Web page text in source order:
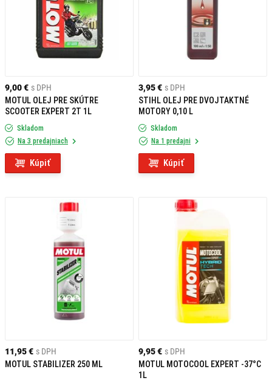
9,00 € s DPH
MOTUL OLEJ PRE SKÚTRE
SCOOTER EXPERT 2T 1L
Skladom
Na 3 predajniach
Kúpiť
3,95 € s DPH
STIHL OLEJ PRE DVOJTAKTNÉ
MOTORY 0,10 L
Skladom
Na 1 predajni
Kúpiť
11,95 € s DPH
MOTUL STABILIZER 250 ML
9,95 € s DPH
MOTUL MOTOCOOL EXPERT -37°C
1L